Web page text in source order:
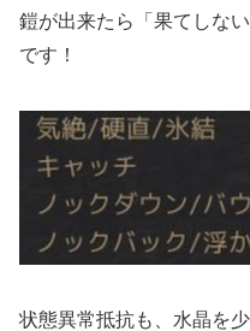
鎧が出来たら「果てしな
です！
状態異常抵抗も、水晶を